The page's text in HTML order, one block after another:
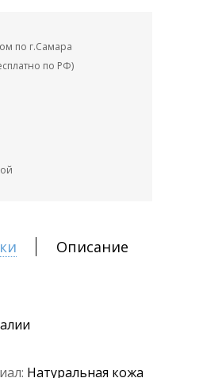
по г.Самара
по РФ)
Описание
Натуральная кожа